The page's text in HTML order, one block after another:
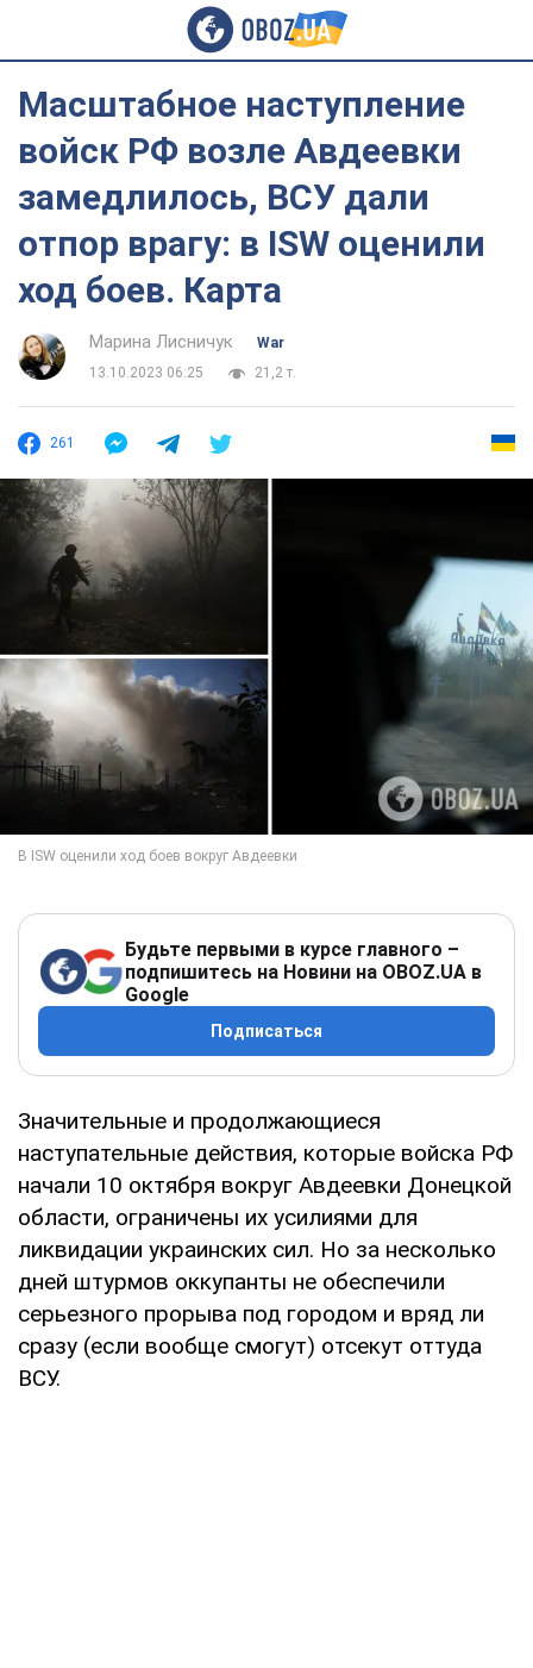
Масштабное наступление
войск РФ возле Авдеевки
замедлилось, ВСУ дали
отпор врагу: в ISW оценили
ход боев. Карта
Марина Лисничук
War
13.10.2023 06:25
21,2 т.
261
Будьте первыми в курсе главного –
подпишитесь на Новини на OBOZ.UA в
Google
Подписаться
Значительные и продолжающиеся
наступательные действия, которые войска РФ
начали 10 октября вокруг Авдеевки Донецкой
области, ограничены их усилиями для
ликвидации украинских сил. Но за несколько
дней штурмов оккупанты не обеспечили
серьезного прорыва под городом и вряд ли
сразу (если вообще смогут) отсекут оттуда
ВСУ.